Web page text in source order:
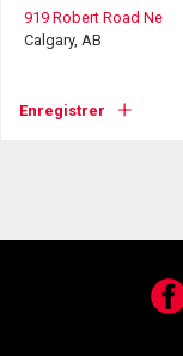
919 Robert Road Ne
Calgary, AB
Enregistrer